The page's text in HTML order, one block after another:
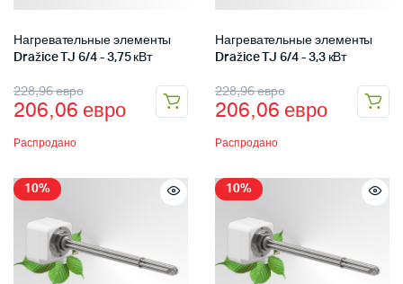
Нагревательные элементы
Dražice TJ 6/4 - 3,75 кВт
228,96евро
206,06 евро
Распродано
Нагревательные элементы
Dražice TJ 6/4 - 3,3 кВт
228,96евро
206,06 евро
Распродано
10% 10%